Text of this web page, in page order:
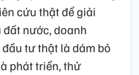
cứu thật để giải
nước, doanh
tư thật là dám bỏ
phát triển, thử